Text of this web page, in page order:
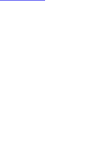
Cbonds.ru